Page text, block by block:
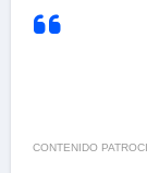
CONTENIDO